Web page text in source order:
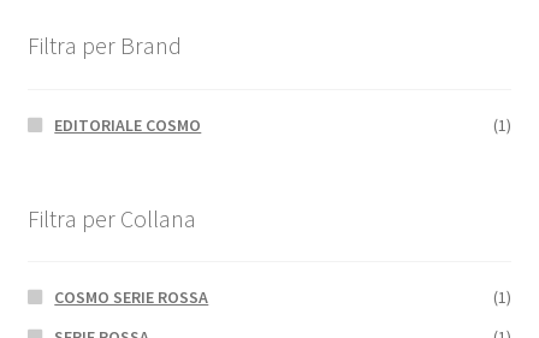
Filtra per Brand
EDITORIALE COSMO (1)
Filtra per Collana
COSMO SERIE ROSSA
(1)